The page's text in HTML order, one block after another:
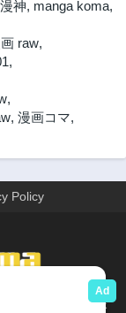
神, manga koma,
raw,
,
,
, 漫画コマ,
Policy
ット上で収集されま